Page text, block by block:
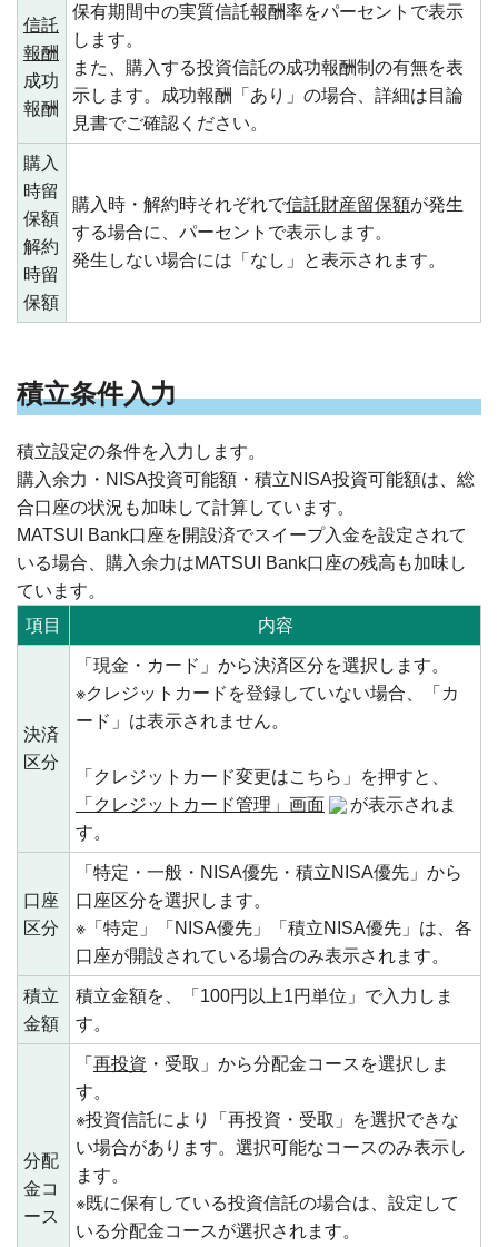
信託
報酬
成功
報酬
保有期間中の実質信託報酬率をパーセントで表示
します。
また、購入する投資信託の成功報酬制の有無を表
示します。成功報酬「あり」の場合、詳細は目論
見書でご確認ください。
購入
時留
保額
解約
時留
保額
購入時・解約時それぞれで信託財産留保額が発生
する場合に、パーセントで表示します。
発生しない場合には「なし」と表示されます。
積立条件入力
積立設定の条件を入力します。
購入余力・NISA投資可能額・積立NISA投資可能額は、総
合口座の状況も加味して計算しています。
MATSUI Bank口座を開設済でスイープ入金を設定されて
いる場合、購入余力はMATSUI Bank口座の残高も加味し
ています。
項目
内容
決済
区分
「現金・カード」から決済区分を選択します。
※クレジットカードを登録していない場合、「カ
ード」は表示されません。
「クレジットカード変更はこちら」を押すと、
「クレジットカード管理」画面
が表示されま
す。
口座
区分
「特定・一般・NISA優先・積立NISA優先」から
口座区分を選択します。
※「特定」「NISA優先」「積立NISA優先」は、各
口座が開設されている場合のみ表示されます。
積立
金額
積立金額を、「100円以上1円単位」で入力しま
す。
分配
金コ
ース
「 再投資 ・受取」から分配金コースを選択しま
す。
※投資信託により「再投資・受取」を選択できな
い場合があります。選択可能なコースのみ表示し
ます。
※既に保有している投資信託の場合は、設定して
いる分配金コースが選択されます。